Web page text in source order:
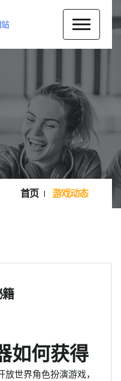
首页 游戏动态
如何获得
世界角色扮演游戏，